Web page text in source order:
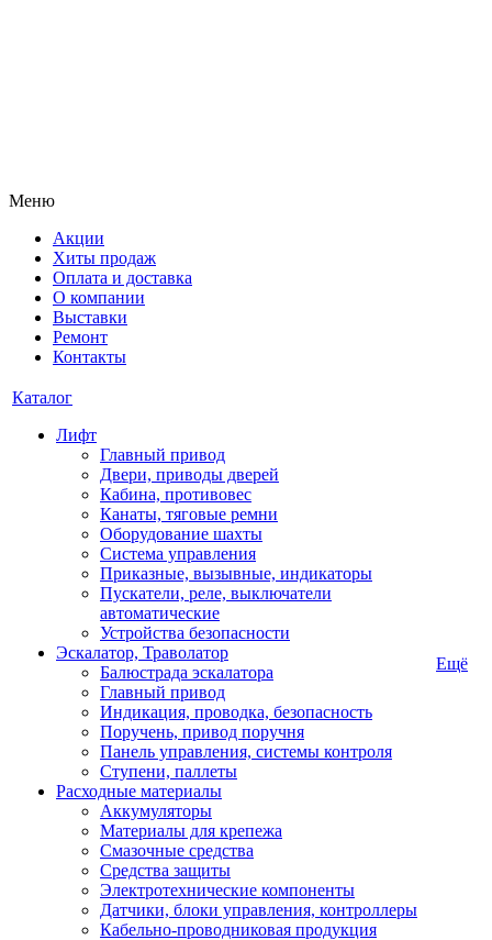
Меню
Акции
Хиты продаж
Оплата и доставка
О компании
Выставки
Ремонт
Контакты
Каталог
Лифт
Главный привод
Двери, приводы дверей
Кабина, противовес
Канаты, тяговые ремни
Оборудование шахты
Система управления
Приказные, вызывные, индикаторы
Пускатели, реле, выключатели
автоматические
Устройства безопасности
Эскалатор, Траволатор
Балюстрада эскалатора
Главный привод
Индикация, проводка, безопасность
Поручень, привод поручня
Панель управления, системы контроля
Ступени, паллеты
Расходные материалы
Аккумуляторы
Материалы для крепежа
Смазочные средства
Средства защиты
Электротехнические компоненты
Датчики, блоки управления, контроллеры
Кабельно-проводниковая продукция
Ещё